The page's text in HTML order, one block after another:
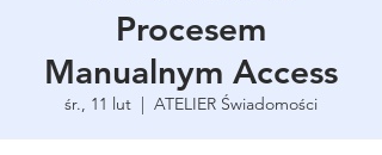
Procesem
Manualnym Access
śr., 11 lut
  |
ATELIER Świadomości